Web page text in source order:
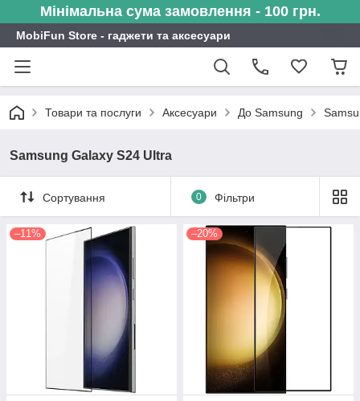
Мінімальна сума замовлення - 100 грн.
MobiFun Store - гаджети та аксесуари
Товари та послуги Аксесуари До Samsung
Samsung Galaxy S24 Ultra
Сортування 0 Фільтри
–11% –20%